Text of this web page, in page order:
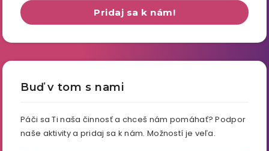
Pridaj sa k nám!
Buď v tom s nami
Páči sa Ti naša činnosť a chceš nám pomáhať? Podpor
naše aktivity a pridaj sa k nám. Možností je veľa.